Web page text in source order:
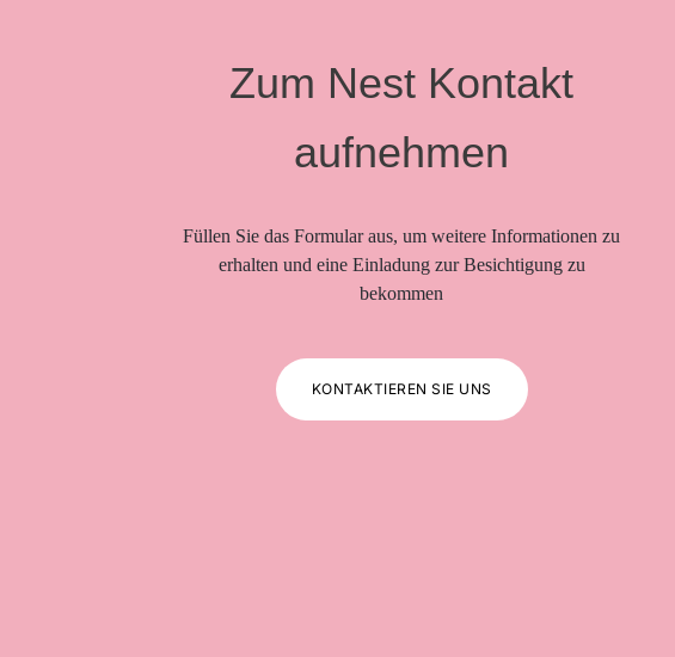
Zum Nest Kontakt
aufnehmen
Füllen Sie das Formular aus, um weitere Informationen zu
erhalten und eine Einladung zur Besichtigung zu
bekommen
KONTAKTIEREN SIE UNS